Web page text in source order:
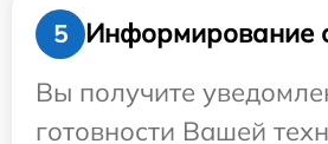
5
Информирование
Вы получите
готовности Вашей